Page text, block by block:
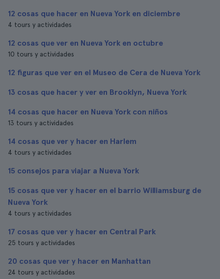
12 cosas que hacer en Nueva York en diciembre
4 tours y actividades
12 cosas que ver en Nueva York en octubre
10 tours y actividades
12 figuras que ver en el Museo de Cera de Nueva York
13 cosas que hacer y ver en Brooklyn, Nueva York
14 cosas que hacer en Nueva York con niños
13 tours y actividades
14 cosas que ver y hacer en Harlem
4 tours y actividades
15 consejos para viajar a Nueva York
15 cosas que ver y hacer en el barrio Williamsburg de
Nueva York
4 tours y actividades
17 cosas que ver y hacer en Central Park
25 tours y actividades
20 cosas que ver y hacer en Manhattan
24 tours y actividades